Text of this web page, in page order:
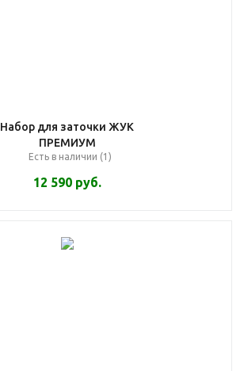
Набор для заточки ЖУК
ПРЕМИУМ
Есть в наличии (1)
12 590руб.